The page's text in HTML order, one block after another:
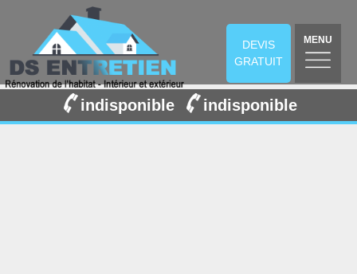
DEVIS
GRATUIT
MENU
indisponible indisponible